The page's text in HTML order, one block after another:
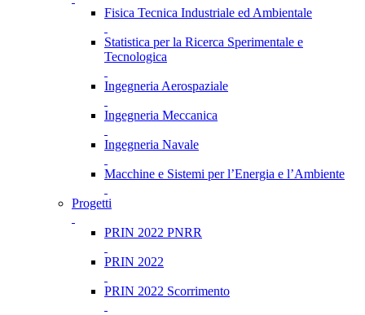
Fisica Tecnica Industriale ed Ambientale
Statistica per la Ricerca Sperimentale e
Tecnologica
Ingegneria Aerospaziale
Ingegneria Meccanica
Ingegneria Navale
Macchine e Sistemi per l’Energia e l’Ambiente
Progetti
PRIN 2022 PNRR
PRIN 2022
PRIN 2022 Scorrimento